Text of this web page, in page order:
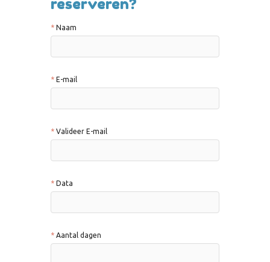
reserveren?
Naam
E-mail
Valideer E-mail
Data
Aantal dagen